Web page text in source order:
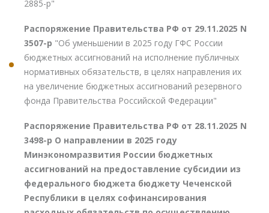
2885-р"
Распоряжение Правительства РФ от 29.11.2025 N
3507-р "Об уменьшении в 2025 году ГФС России
бюджетных ассигнований на исполнение публичных
нормативных обязательств, в целях направления их
на увеличение бюджетных ассигнований резервного
фонда Правительства Российской Федерации"
Распоряжение Правительства РФ от 28.11.2025 N
3498-р О направлении в 2025 году
Минэкономразвития России бюджетных
ассигнований на предоставление субсидии из
федерального бюджета бюджету Чеченской
Республики в целях софинансирования